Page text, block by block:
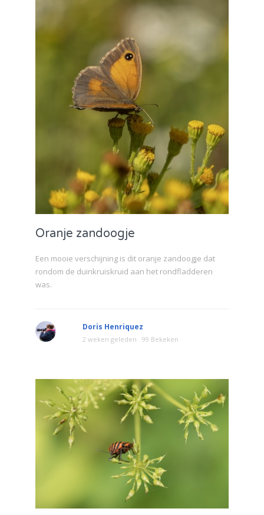
Oranje zandoogje
Een mooie verschijning is dit oranje zandoogje dat
rondom de duinkruiskruid aan het rondfladderen
was.
Doris Henriquez
2 weken geleden 99 Bekeken